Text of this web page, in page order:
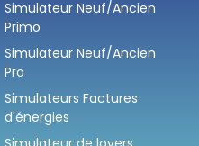
Simulateur Neuf/Ancien
Primo
Simulateur Neuf/Ancien
Pro
Simulateurs Factures
d'énergies